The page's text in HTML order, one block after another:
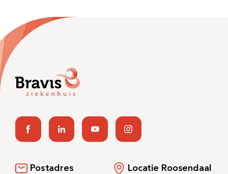
Postadres Locatie Roosendaal